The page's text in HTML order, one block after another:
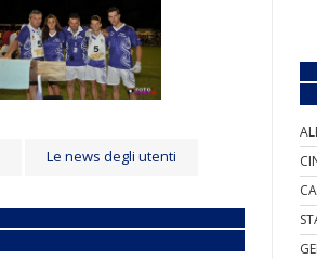
Le news degli utenti